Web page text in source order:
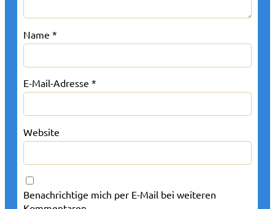
Name *
E-Mail-Adresse *
Website
Benachrichtige mich per E-Mail bei weiteren